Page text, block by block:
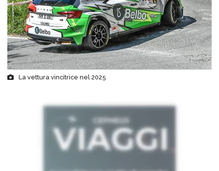
La vettura vincitrice nel 2025